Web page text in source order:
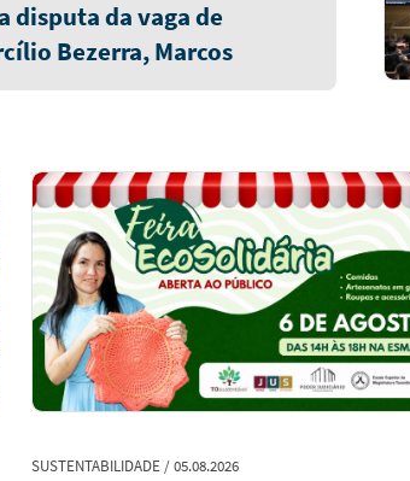
disputa da vaga de
Bezerra, Marcos
SUSTENTABILIDADE / 05.08.2026